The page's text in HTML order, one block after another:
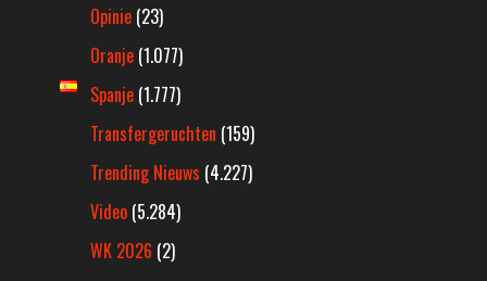
Opinie (23)
Oranje (1.077)
Spanje (1.777)
Transfergeruchten (159)
Trending Nieuws (4.227)
Video (5.284)
WK 2026 (2)